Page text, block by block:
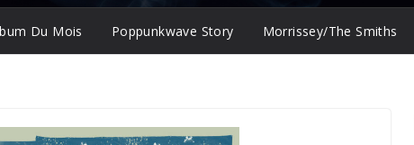
Du Mois Poppunkwave Story Morrissey/The Smiths